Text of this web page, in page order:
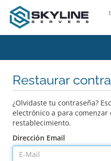
Restaurar
¿Olvidaste tu contraseña?
electrónico a para comenzar
restablecimiento.
Dirección Email